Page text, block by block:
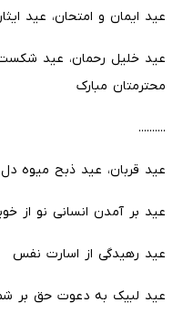
عید ایمان و امتحان، عید
عید خلیل رحمان، عید شکست
محترمتان مبارک
..........
عید قربان، عید ذبح میوه دل
عید بر آمدن انسانی نو از
عید رهیدگی از اسارت نفس
عید لبیک به دعوت حق بر